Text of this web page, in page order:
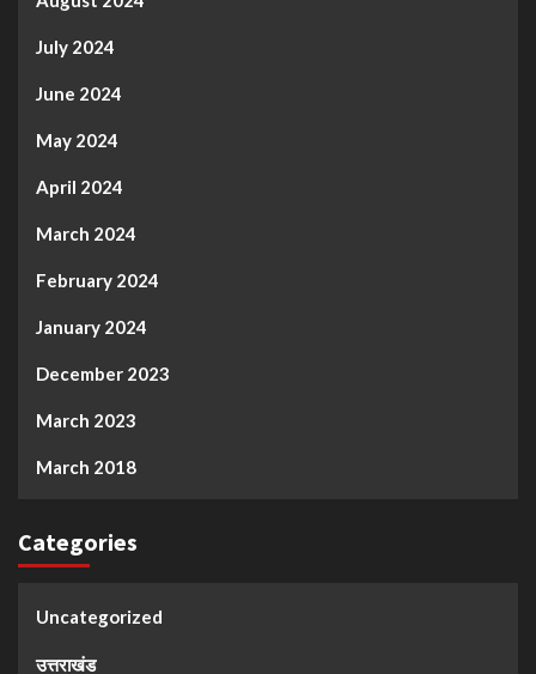
July 2024
June 2024
May 2024
April 2024
March 2024
February 2024
January 2024
December 2023
March 2023
March 2018
Categories
Uncategorized
उत्तराखंड